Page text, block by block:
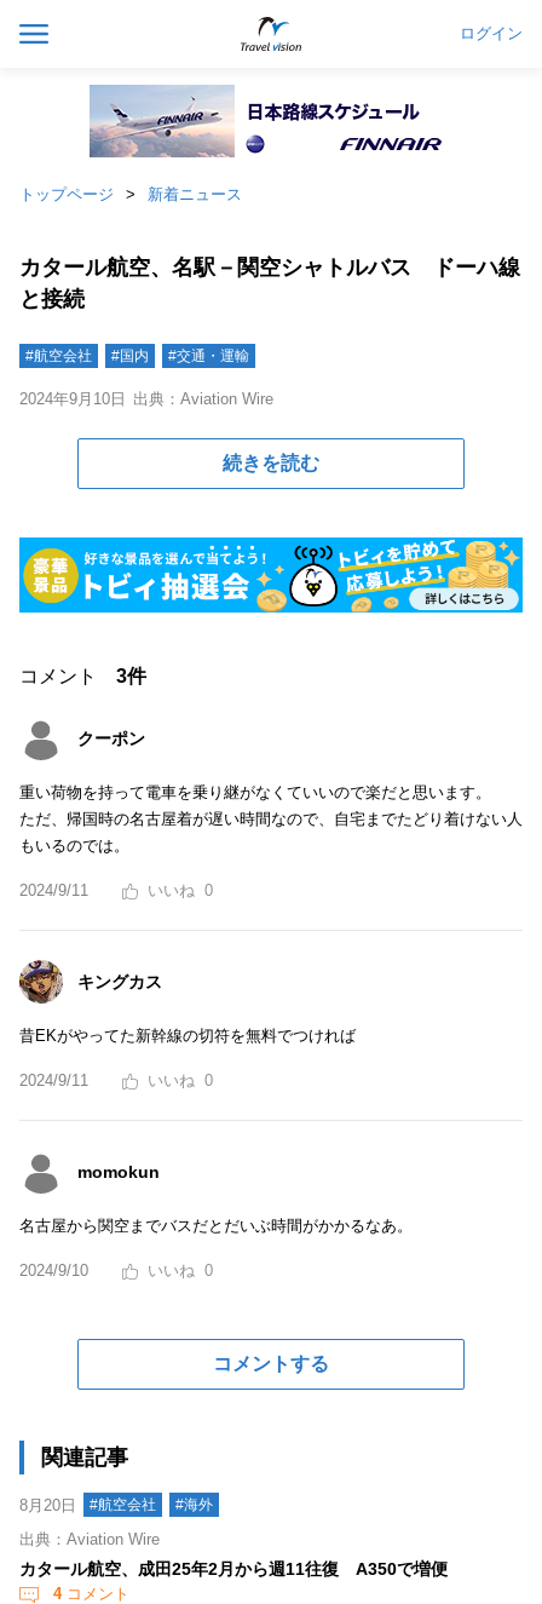
ログイン
トップページ 新着ニュース
カタール航空、名駅－関空シャトルバス ドーハ線
と接続
#航空会社 #国内 #交通・運輸
2024年9月10日 出典：Aviation Wire
続きを読む
コメント 3件
クーポン
重い荷物を持って電車を乗り継がなくていいので楽だと思います。
ただ、帰国時の名古屋着が遅い時間なので、自宅までたどり着けない人
もいるのでは。
2024/9/11 0
キングカス
昔EKがやってた新幹線の切符を無料でつければ
2024/9/11 0
momokun
名古屋から関空までバスだとだいぶ時間がかかるなあ。
2024/9/10 0
コメントする
関連記事
8月20日 #航空会社 #海外
出典：Aviation Wire
カタール航空、成田25年2月から週11往復 A350で増便
4コメント